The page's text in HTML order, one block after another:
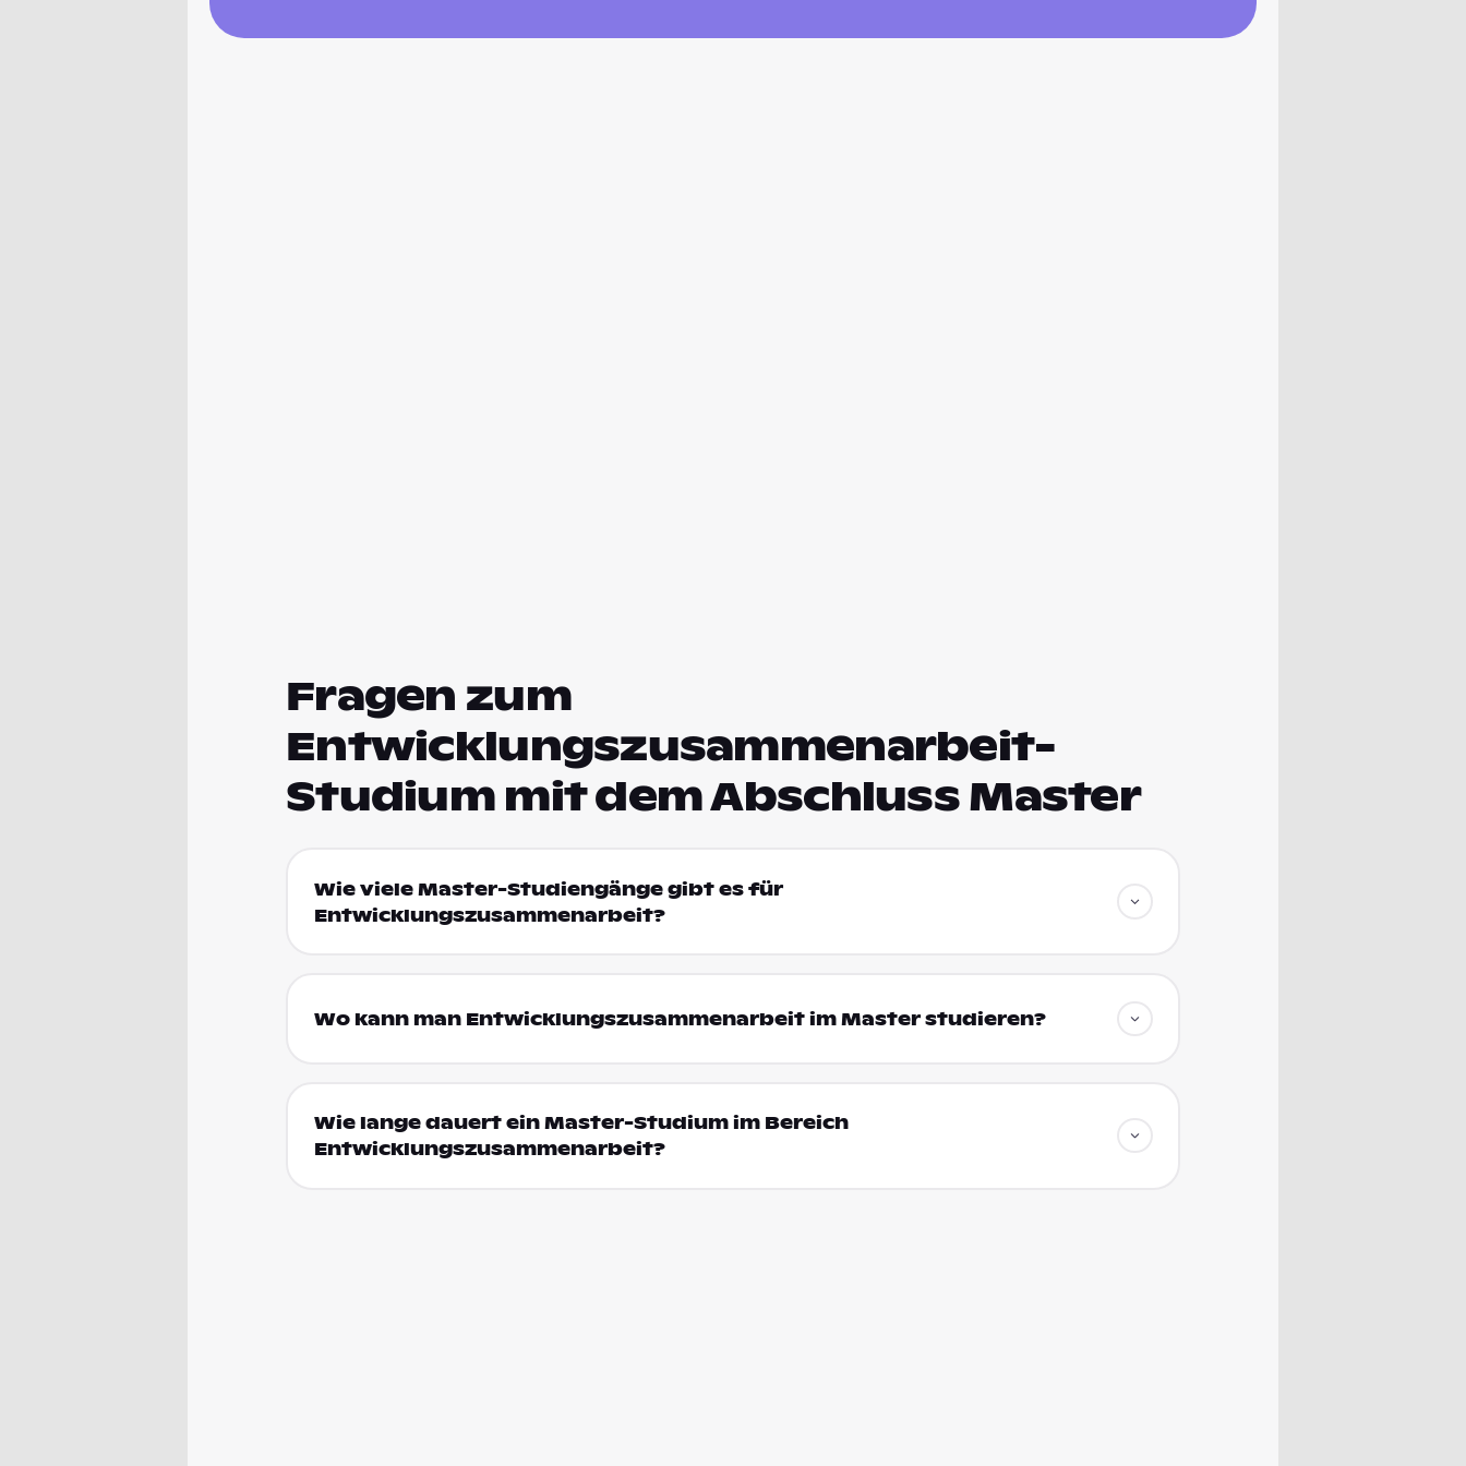
Fragen zum
Entwicklungszusammenarbeit-
Studium mit dem Abschluss Master
Wie viele Master-Studiengänge gibt es für
Entwicklungszusammenarbeit?
Wo kann man Entwicklungszusammenarbeit im Master studieren?
Wie lange dauert ein Master-Studium im Bereich
Entwicklungszusammenarbeit?